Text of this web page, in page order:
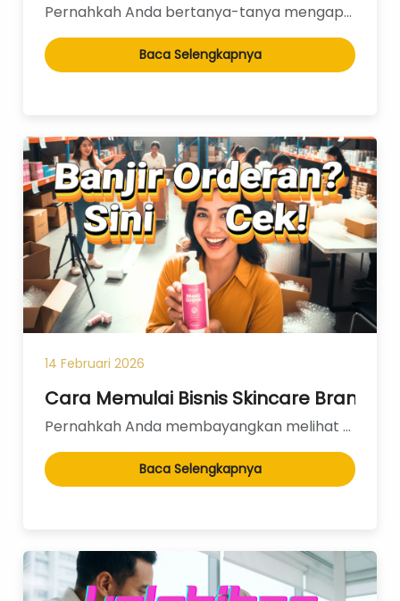
Layanan Sertifikat
Pergudangan &
Logistik
Pernahkah Anda bertanya-tanya mengapa nama seperti "Wardah", "Somethinc", atau "MS Glow" begitu muda...
Baca Selengkapnya
14 Februari 2026
Cara Memulai Bisnis Skincare Brand
Pernahkah Anda membayangkan melihat nama Anda atau logo brand impian Anda terpampang di botol serum...
Baca Selengkapnya